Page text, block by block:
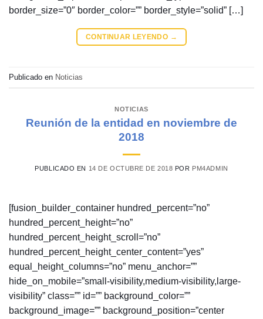
border_size=”0″ border_color=”” border_style=”solid” […]
CONTINUAR LEYENDO →
Publicado en Noticias
NOTICIAS
Reunión de la entidad en noviembre de
2018
PUBLICADO EN 14 DE OCTUBRE DE 2018 POR PM4ADMIN
[fusion_builder_container hundred_percent=”no”
hundred_percent_height=”no”
hundred_percent_height_scroll=”no”
hundred_percent_height_center_content=”yes”
equal_height_columns=”no” menu_anchor=””
hide_on_mobile=”small-visibility,medium-visibility,large-
visibility” class=”” id=”” background_color=””
background_image=”” background_position=”center